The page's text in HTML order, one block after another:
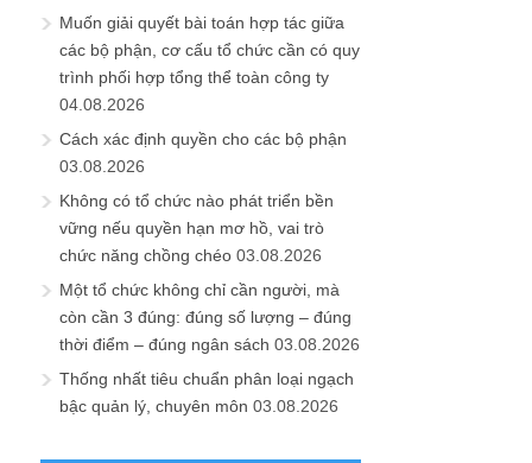
Muốn giải quyết bài toán hợp tác giữa
các bộ phận, cơ cấu tổ chức cần có quy
trình phối hợp tổng thể toàn công ty
04.08.2026
Cách xác định quyền cho các bộ phận
03.08.2026
Không có tổ chức nào phát triển bền
vững nếu quyền hạn mơ hồ, vai trò
chức năng chồng chéo 03.08.2026
Một tổ chức không chỉ cần người, mà
còn cần 3 đúng: đúng số lượng – đúng
thời điểm – đúng ngân sách 03.08.2026
Thống nhất tiêu chuẩn phân loại ngạch
bậc quản lý, chuyên môn 03.08.2026